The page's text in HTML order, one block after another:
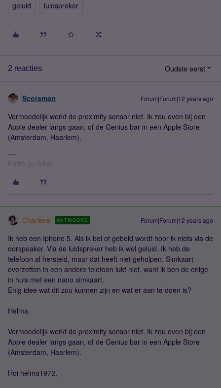
geluid luidspreker
2 reacties Oudste eerst
Scotsman Forum|Forum|12 years ago
Vermoedelijk werkt de proximity sensor niet. Ik zou even bij een
Apple dealer langs gaan, of de Genius bar in een Apple Store
(Amsterdam, Haarlem).
Fàilte gu Alba!
Charlene ANTWOORD Forum|Forum|12 years ago
Ik heb een Iphone 5. Als ik bel of gebeld wordt hoor ik niets via de
oorspeaker. Via de luidspreker heb ik wel geluid. Ik heb de
telefoon al hersteld, maar dat heeft niet geholpen. Simkaart
overzetten in een andere telefoon lukt niet, want ik ben de enige
in huis met een nano simkaart.
Enig idee wat dit zou kunnen zijn en wat er aan te doen is?
Helma
Vermoedelijk werkt de proximity sensor niet. Ik zou even bij een
Apple dealer langs gaan, of de Genius bar in een Apple Store
(Amsterdam, Haarlem).
Hoi helma1972,